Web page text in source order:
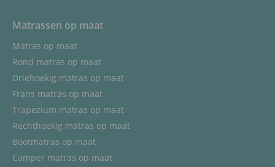
Matrassen op maat
Matras op maat
Rond matras op maat
Driehoekig matras op maat
Frans matras op maat
Trapezium matras op maat
Rechthoekig matras op maat
Bootmatras op maat
Camper matras op maat